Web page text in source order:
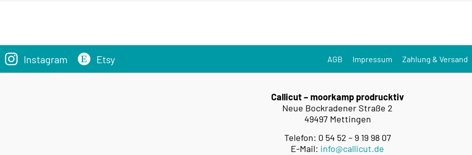
Instagram Etsy AGB Impressum Zahlung & Versand
Callicut – moorkamp prodrucktiv
Neue Bockradener Straße 2
49497 Mettingen
Telefon: 0 54 52 – 9 19 98 07
E-Mail: info@callicut.de